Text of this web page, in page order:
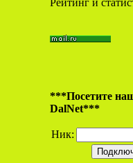
***Посетите
DalNet***
Ник: